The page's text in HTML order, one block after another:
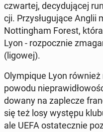
czwar­tej, de­cy­du­ją­cej
cji. Przy­słu­gu­ją­ce Anglii
Not­tin­gham Forest,
Lyon - roz­pocz­nie
(ligowej).
Olym­pi­que Lyon
powodu
do­wa­ny na za­ple­cze
się też losy występu
ale UEFA osta­tecz­nie